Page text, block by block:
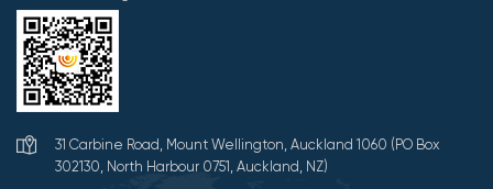
31 Carbine Road, Mount Wellington, Auckland 1060 (PO Box
302130, North Harbour 0751, Auckland, NZ)